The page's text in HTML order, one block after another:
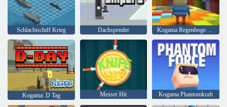
Schlachtschiff Krieg Dachspender Kogama Regenbogen Parkour
Kogama: D Tag Messer Hit Kogama Phantomkraft